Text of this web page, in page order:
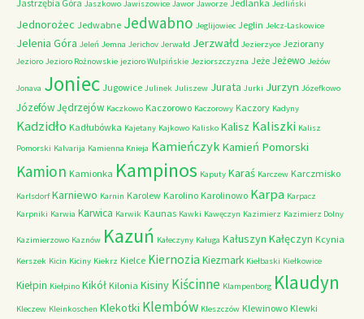
Jastrzębia Góra Jaszkowo Jawiszowice Jawor Jaworze Jedlanka Jedliński
Jednorożec Jedwabne Jedwabno Jeglijowiec Jeglin Jelcz-Laskowice
Jelenia Góra Jeleń Jemna Jerichov Jerwałd Jerzwałd Jezierzyce Jeziorany
Jezioro Jezioro Rożnowskie jezioro Wulpińskie Jeziorszczyzna Jeże Jeżewo Jeżów
Jonava Joniec Jugowice Julinek Juliszew Jurata Jurki Jurzyn Józefkowo
JózefówJędrzejów Kaczkowo Kaczorowo Kaczorowy Kaczory Kadyny
Kadzidło Kadłubówka Kajetany Kajkowo Kalisko Kalisz Kaliszki Kalisz
Pomorski Kalvarija Kamienna Knieja Kamieńczyk Kamień Pomorski
Kamion Kamionka Kampinos Kaputy Karaś Karczew Karczmisko
Karlsdorf Karniewo Karnin Karolew Karolino Karolinowo Karpa Karpacz
Karpniki Karwia Karwica Karwik Kaunas Kawki Kawęczyn Kazimierz Kazimierz Dolny
Kazimierzowo Kaznów Kazuń Kałeczyny Kaługa Kałuszyn Kałęczyn Kcynia
Kerszek Kicin Kiciny Kiekrz Kielce Kiernozia Kiezmark Kiełbaski Kiełkowice
Kiełpin Kiełpino Kikół Kilonia Kisiny Kiścinne Klampenborg Klaudyn
Kleczew Kleinkoschen Klekotki Klembów Kleszczów Klewinowo Klewki